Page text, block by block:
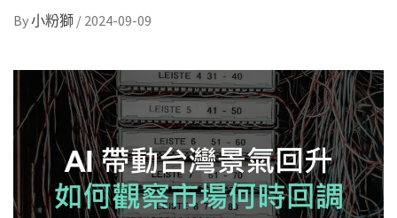
By小粉獅 / 2024-09-09